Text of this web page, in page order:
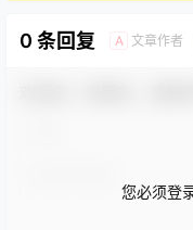
0 条回复 A 文章作者
您必须登